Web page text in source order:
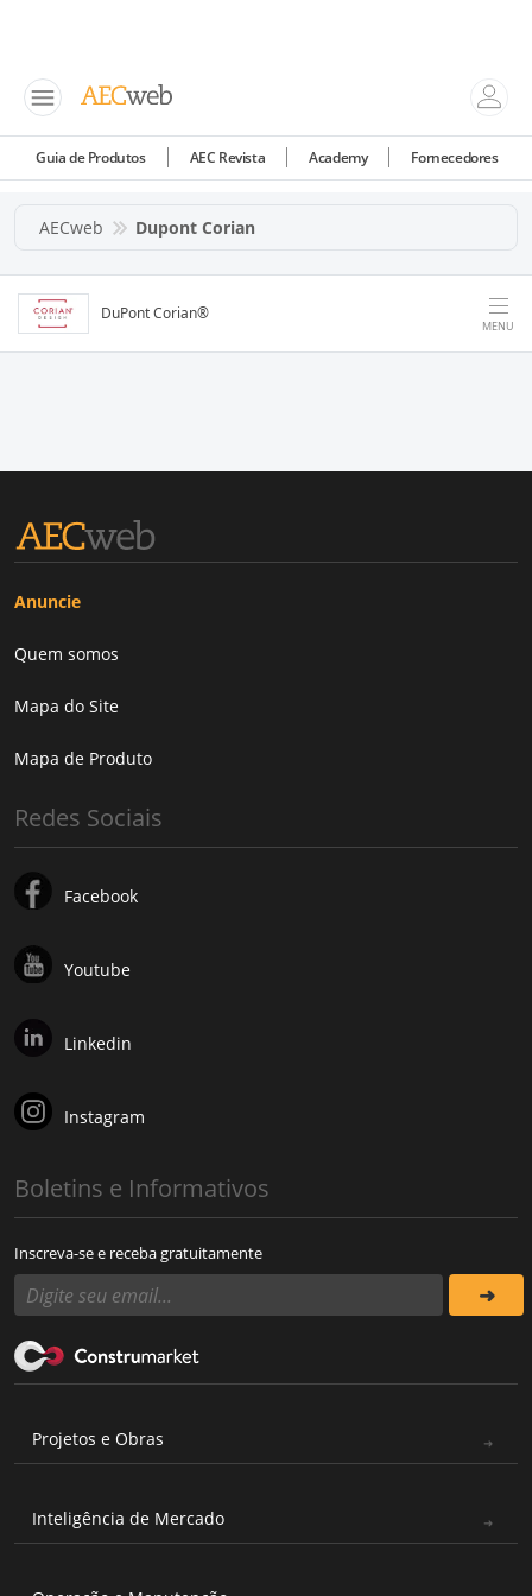
Guia de Produtos AEC Revista Academy Fornecedores
AECweb Dupont Corian
DuPont Corian®
MENU
Anuncie
Quem somos
Mapa do Site
Mapa de Produto
Redes Sociais
Facebook
Youtube
Linkedin
Instagram
Boletins e Informativos
Inscreva-se e receba gratuitamente
Projetos e Obras
Inteligência de Mercado